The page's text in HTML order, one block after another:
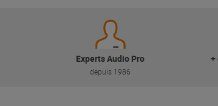
Experts Audio Pro
depuis 1986
+